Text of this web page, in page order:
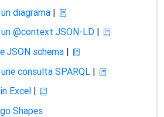
diagrama|
un @context JSON-LD|
JSON schema|
une consulta SPARQL|
Excel|
Shapes